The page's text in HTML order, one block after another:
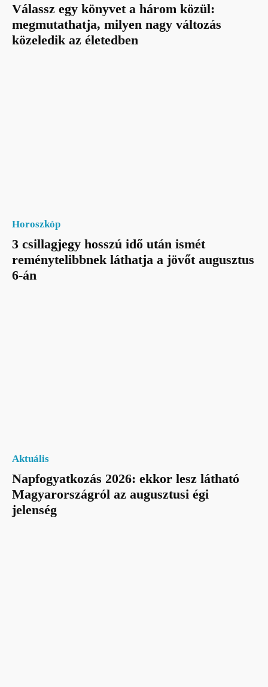
Válassz egy könyvet a három közül:
megmutathatja, milyen nagy változás
közeledik az életedben
Horoszkóp
3 csillagjegy hosszú idő után ismét
reménytelibbnek láthatja a jövőt augusztus
6-án
Aktuális
Napfogyatkozás 2026: ekkor lesz látható
Magyarországról az augusztusi égi
jelenség